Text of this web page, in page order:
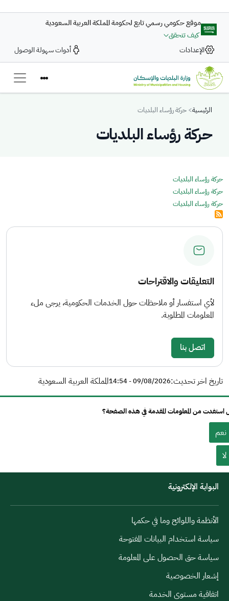
موقع حكومي رسمي تابع لحكومة المملكة العربية السعودية
كيف تتحقق
الإعدادات
أدوات سهولة الوصول
Breadcrumb
الرئيسية حركة رؤساء البلديات
حركة رؤساء البلديات
حركة رؤساء البلديات
حركة رؤساء البلديات
حركة رؤساء البلديات
التعليقات والاقتراحات
لأي استفسار أو ملاحظات حول الخدمات الحكومية، يرجى ملء
المعلومات المطلوبة.
اتصل بنا
تاريخ اخر تحديث:09/08/2026 - 14:54 المملكة العربية السعودية
استفدت من المعلومات المقدمة في هذه الصفحة؟
نعم
لا
البوابة الإلكترونية
الأنظمة واللوائح وما في حكمها
سياسة استخدام البيانات المفتوحة
سياسة حق الحصول على المعلومة
إشعار الخصوصية
اتفاقية مستوى الخدمة